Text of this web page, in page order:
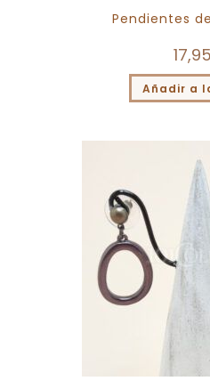
Pendientes
17,95
Añadir a